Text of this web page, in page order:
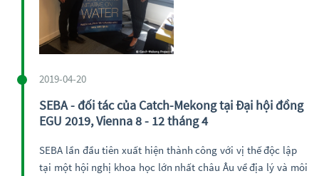
2019-04-20
SEBA - đối tác của Catch-Mekong tại Đại hội đồng
EGU 2019, Vienna 8 - 12 tháng 4
SEBA lần đầu tiên xuất hiện thành công với vị thế độc lập
tại một hội nghị khoa học lớn nhất châu Âu về địa lý và môi